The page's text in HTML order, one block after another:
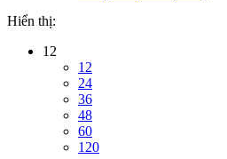
Hiển thị:
12
12
24
36
48
60
120